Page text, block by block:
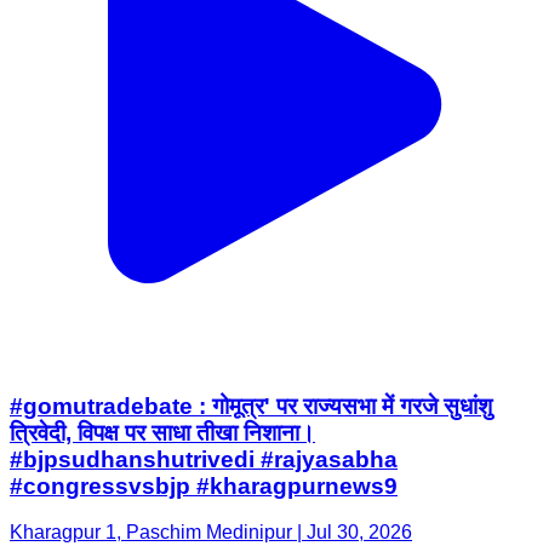
#gomutradebate : गोमूत्र' पर राज्यसभा में गरजे सुधांशु
त्रिवेदी, विपक्ष पर साधा तीखा निशाना।
#bjpsudhanshutrivedi #rajyasabha
#congressvsbjp #kharagpurnews9
Kharagpur 1, Paschim Medinipur | Jul 30, 2026